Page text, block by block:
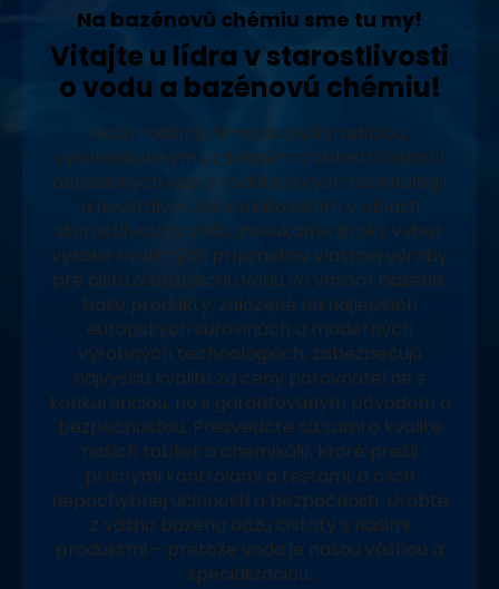
Na bazénovú chémiu sme tu my!
Vitajte u lídra v starostlivosti
o vodu a bazénovú chémiu!
Naša rodinná firma sa pýši tradíciou,
vysokoškolským vzdelaním v oblasti čistiarní
odpadových vôd a vodárenských technológií
a neustálym zdokonaľovaním v oblasti
starostlivosti o vodu. Ponúkame široký výber
vysoko kvalitných prípravkov vlastnej výroby
pre čistú a bezpečnú vodu vo vašom bazéne.
Naše produkty, založené na najlepších
európskych surovinách a moderných
výrobných technológiách, zabezpečujú
najvyššiu kvalitu za ceny porovnateľné s
konkurenciou, no s garantovaným pôvodom a
bezpečnosťou. Presvedčte sa sami o kvalite
našich tabliet a chemikálií, ktoré prešli
prísnymi kontrolami a testami, a o ich
nepochybnej účinnosti a bezpečnosti. Urobte
z vášho bazéna oázu čistoty s našimi
produktmi – pretože voda je našou vášňou a
špecializáciou.